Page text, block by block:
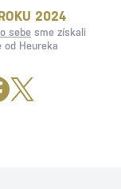
2024
sebe sme získali
od Heureka